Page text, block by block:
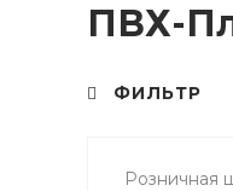
ПВХ-
ФИЛЬТР
Розничная